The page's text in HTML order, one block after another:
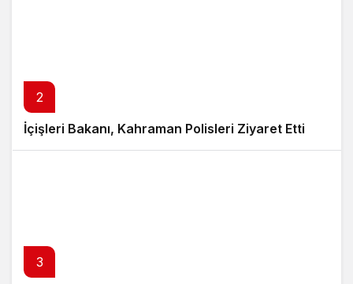
2
İçişleri Bakanı, Kahraman Polisleri Ziyaret Etti
3